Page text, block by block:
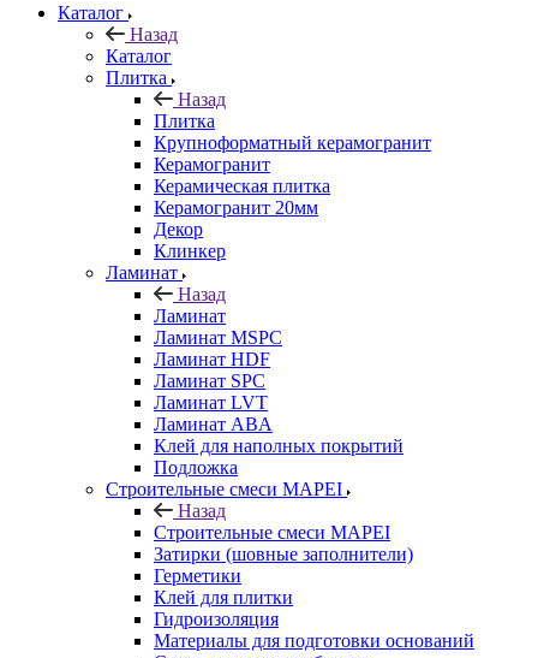
Каталог
Назад
Каталог
Плитка
Назад
Плитка
Крупноформатный керамогранит
Керамогранит
Керамическая плитка
Керамогранит 20мм
Декор
Клинкер
Ламинат
Назад
Ламинат
Ламинат MSPC
Ламинат HDF
Ламинат SPC
Ламинат LVT
Ламинат ABA
Клей для наполных покрытий
Подложка
Строительные смеси MAPEI
Назад
Строительные смеси MAPEI
Затирки (шовные заполнители)
Герметики
Клей для плитки
Гидроизоляция
Материалы для подготовки оснований